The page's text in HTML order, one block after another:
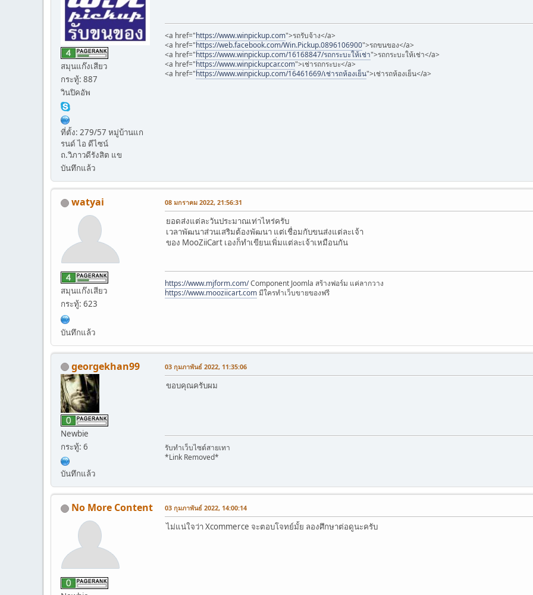
สมุนแก๊งเสียว
กระทู้: 887
วินปิคอัพ
ที่ตั้ง: 279/57 หมู่บ้านแก
รนด์ ไอ ดีไซน์
ถ.วิภาวดีรังสิต แข
บันทึกแล้ว
<a href="https://www.winpickup.com">รถรับจ้าง</a>
<a href="https://web.facebook.com/Win.Pickup.0896106900">รถขนของ</a>
<a href="https://www.winpickup.com/16168847/รถกระบะให้เช่า">รถกระบะให้เช่า</a>
<a href="https://www.winpickupcar.com">เช่ารถกระบะ</a>
<a href="https://www.winpickup.com/16461669/เช่ารถห้องเย็น">เช่ารถห้องเย็น</a>
watyai
สมุนแก๊งเสียว
กระทู้: 623
บันทึกแล้ว
08 มกราคม 2022, 21:56:31
ยอดส่งแต่ละวันประมาณเท่าไหร่ครับ
เวลาพัฒนาส่วนเสริมต้องพัฒนา แต่เชื่อมกับขนส่งแต่ละเจ้า
ของ MooZiiCart เองก็ทำเขียนเพิ่มแต่ละเจ้าเหมือนกัน
https://www.mjform.com/Component Joomla สร้างฟอร์ม แค่ลากวาง
https://www.mooziicart.comมีใครทำเว็บขายของฟรี
georgekhan99
Newbie
กระทู้: 6
บันทึกแล้ว
03 กุมภาพันธ์ 2022, 11:35:06
ขอบคุณครับผม
รับทำเว็บไซต์สายเทา
*Link Removed*
No More Content 03 กุมภาพันธ์ 2022, 14:00:14
ไม่แน่ใจว่า Xcommerce จะตอบโจทย์มั้ย ลองศึกษาต่อดูนะครับ